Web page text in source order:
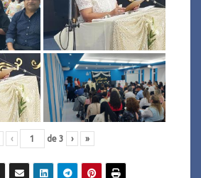
‹ de 3 › »